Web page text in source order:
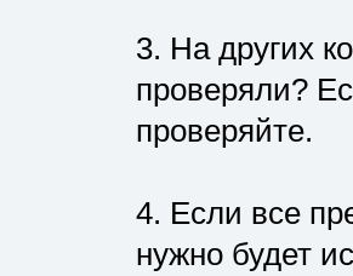
3. На других
проверяли?
проверяйте.
4. Если все
нужно будет